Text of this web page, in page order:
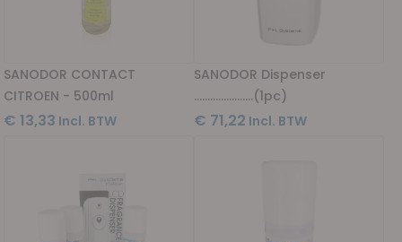
SANODOR CONTACT
CITROEN - 500ml
€ 13,33
SANODOR Dispenser
......................(1pc)
€ 71,22